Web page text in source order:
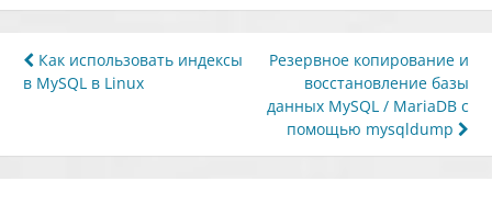
Навигация
по
Как использовать индексы
в MySQL в Linux
Резервное копирование и
восстановление базы
данных MySQL / MariaDB с
помощью mysqldump